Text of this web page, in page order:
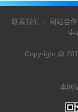
联系我们 - 网站合作
中
Copyright @
本网